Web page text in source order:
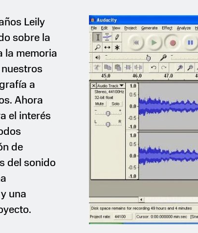
Leily
sobre la
la memoria
a
Ahora
el interés
de
del sonido
una